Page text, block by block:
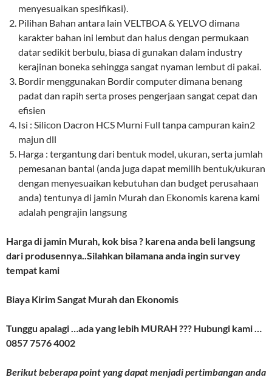
menyesuaikan spesifikasi).
Pilihan Bahan antara lain VELTBOA & YELVO dimana
karakter bahan ini lembut dan halus dengan permukaan
datar sedikit berbulu, biasa di gunakan dalam industry
kerajinan boneka sehingga sangat nyaman lembut di pakai.
Bordir menggunakan Bordir computer dimana benang
padat dan rapih serta proses pengerjaan sangat cepat dan
efisien
Isi : Silicon Dacron HCS Murni Full tanpa campuran kain2
majun dll
Harga : tergantung dari bentuk model, ukuran, serta jumlah
pemesanan bantal (anda juga dapat memilih bentuk/ukuran
dengan menyesuaikan kebutuhan dan budget perusahaan
anda) tentunya di jamin Murah dan Ekonomis karena kami
adalah pengrajin langsung
Harga di jamin Murah, kok bisa ? karena anda beli langsung
dari produsennya..Silahkan bilamana anda ingin survey
tempat kami
Biaya Kirim Sangat Murah dan Ekonomis
Tunggu apalagi …ada yang lebih MURAH ??? Hubungi kami …
0857 7576 4002
Berikut beberapa point yang dapat menjadi pertimbangan anda